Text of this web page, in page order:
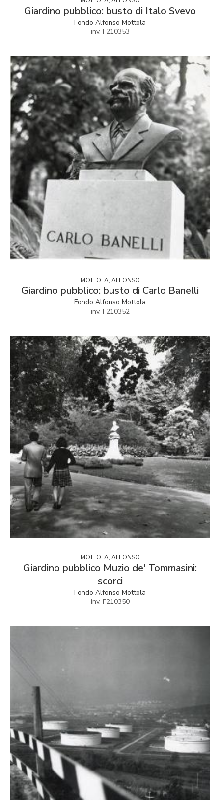
Giardino pubblico: busto di Italo Svevo
Fondo Alfonso Mottola
inv. F210353
MOTTOLA, ALFONSO
Giardino pubblico: busto di Carlo Banelli
Fondo Alfonso Mottola
inv. F210352
MOTTOLA, ALFONSO
Giardino pubblico Muzio de' Tommasini:
scorci
Fondo Alfonso Mottola
inv. F210350